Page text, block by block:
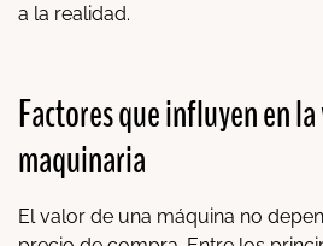
a la realidad.
Factores que influyen en
maquinaria
El valor de una máquina no